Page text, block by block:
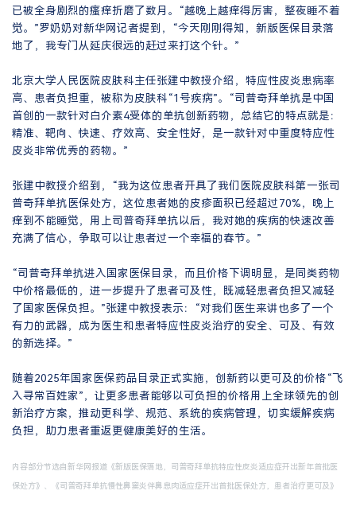
已被全身剧烈的瘙痒折磨了数月。“越晚上越痒得厉害，整夜睡不着
觉。”罗奶奶对新华网记者提到，“今天刚刚得知，新版医保目录落
地了，我专门从延庆很远的赶过来打这个针。”
北京大学人民医院皮肤科主任张建中教授介绍，特应性皮炎患病率
高、患者负担重，被称为皮肤科“1号疾病”。“司普奇拜单抗是中国
首创的一款针对白介素4受体的单抗创新药物，总结它的特点就是：
精准、靶向、快速、疗效高、安全性好，是一款针对中重度特应性
皮炎非常优秀的药物。”
张建中教授介绍到，“我为这位患者开具了我们医院皮肤科第一张司
普奇拜单抗医保处方，这位患者她的皮疹面积已经超过70%，晚上
痒到不能睡觉，用上司普奇拜单抗以后，我对她的疾病的快速改善
充满了信心，争取可以让患者过一个幸福的春节。”
“司普奇拜单抗进入国家医保目录，而且价格下调明显，是同类药物
中价格最低的，进一步提升了患者可及性，既减轻患者负担又减轻
了国家医保负担。”张建中教授表示：“对我们医生来讲也多了一个
有力的武器，成为医生和患者特应性皮炎治疗的安全、可及、有效
的新选择。”
随着2025年国家医保药品目录正式实施，创新药以更可及的价格“飞
入寻常百姓家”，让更多患者能够以可负担的价格用上全球领先的创
新治疗方案，推动更科学、规范、系统的疾病管理，切实缓解疾病
负担，助力患者重返更健康美好的生活。
内容部分节选自新华网报道《新版医保落地，司普奇拜单抗特应性皮炎适应症开出新年首批医
保处方》、《司普奇拜单抗慢性鼻窦炎伴鼻息肉适应症开出首批医保处方，患者治疗更可及》